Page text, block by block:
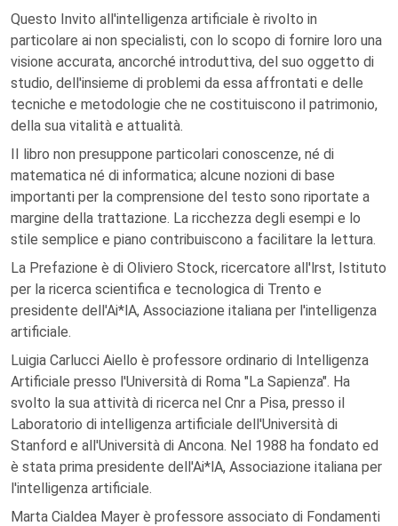
Questo Invito all'intelligenza artificiale è rivolto in
particolare ai non specialisti, con lo scopo di fornire loro una
visione accurata, ancorché introduttiva, del suo oggetto di
studio, dell'insieme di problemi da essa affrontati e delle
tecniche e metodologie che ne costituiscono il patrimonio,
della sua vitalità e attualità.
II libro non presuppone particolari conoscenze, né di
matematica né di informatica; alcune nozioni di base
importanti per la comprensione del testo sono riportate a
margine della trattazione. La ricchezza degli esempi e lo
stile semplice e piano contribuiscono a facilitare la lettura.
La Prefazione è di Oliviero Stock, ricercatore all'lrst, Istituto
per la ricerca scientifica e tecnologica di Trento e
presidente dell'Ai*lA, Associazione italiana per l'intelligenza
artificiale.
Luigia Carlucci Aiello è professore ordinario di Intelligenza
Artificiale presso l'Università di Roma "La Sapienza". Ha
svolto la sua attività di ricerca nel Cnr a Pisa, presso il
Laboratorio di intelligenza artificiale dell'Università di
Stanford e all'Università di Ancona. Nel 1988 ha fondato ed
è stata prima presidente dell'Ai*lA, Associazione italiana per
l'intelligenza artificiale.
Marta Cialdea Mayer è professore associato di Fondamenti